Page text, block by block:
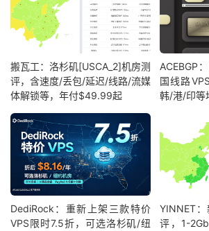
搬瓦工：洛杉矶[USCA_2]机房测
评，含速度/丢包/延迟/线路/流媒
体解锁等，年付$49.99起
ACEBGP
国线路
韩/港/印等
DediRock：重新上架三款特价
VPS限时7.5折，可选洛杉矶/纽
YINNET
评，1-